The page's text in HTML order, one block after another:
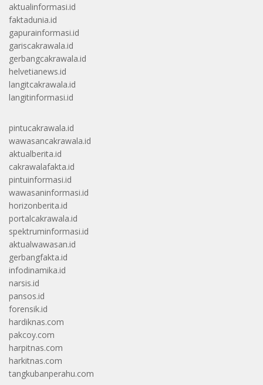
aktualinformasi.id
faktadunia.id
gapurainformasi.id
gariscakrawala.id
gerbangcakrawala.id
helvetianews.id
langitcakrawala.id
langitinformasi.id
pintucakrawala.id
wawasancakrawala.id
aktualberita.id
cakrawalafakta.id
pintuinformasi.id
wawasaninformasi.id
horizonberita.id
portalcakrawala.id
spektruminformasi.id
aktualwawasan.id
gerbangfakta.id
infodinamika.id
narsis.id
pansos.id
forensik.id
hardiknas.com
pakcoy.com
harpitnas.com
harkitnas.com
tangkubanperahu.com